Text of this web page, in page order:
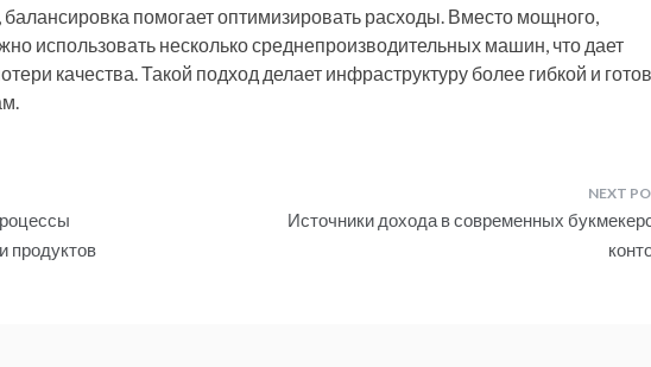
помогает оптимизировать расходы. Вместо мощного,
использовать несколько среднепроизводительных машин, что дает
качества. Такой подход делает инфраструктуру более гибкой и
продуктов
Источники дохода в современных